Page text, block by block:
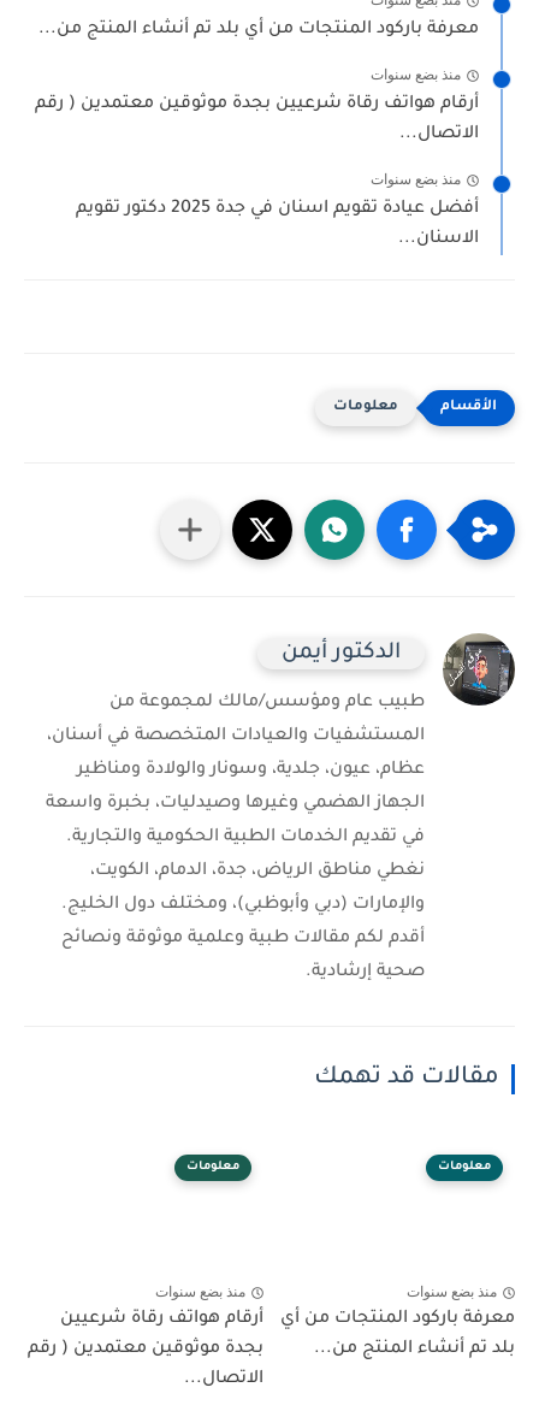
معرفة باركود المنتجات من أي بلد تم أنشاء المنتج من...
منذ بضع سنوات
أرقام هواتف رقاة شرعيين بجدة موثوقين معتمدين ( رقم
الاتصال...
منذ بضع سنوات
أفضل عيادة تقويم اسنان في جدة 2025 دكتور تقويم
الاسنان...
معلومات
الدكتور أيمن
طبيب عام ومؤسس/مالك لمجموعة من
المستشفيات والعيادات المتخصصة في أسنان،
عظام، عيون، جلدية، وسونار والولادة ومناظير
الجهاز الهضمي وغيرها وصيدليات، بخبرة واسعة
في تقديم الخدمات الطبية الحكومية والتجارية.
نغطي مناطق الرياض، جدة، الدمام، الكويت،
والإمارات (دبي وأبوظبي)، ومختلف دول الخليج.
أقدم لكم مقالات طبية وعلمية موثوقة ونصائح
صحية إرشادية.
مقالات قد تهمك
معلومات
منذ بضع سنوات
معرفة باركود المنتجات من أي
بلد تم أنشاء المنتج من...
معلومات
منذ بضع سنوات
أرقام هواتف رقاة شرعيين
بجدة موثوقين معتمدين ( رقم
الاتصال...